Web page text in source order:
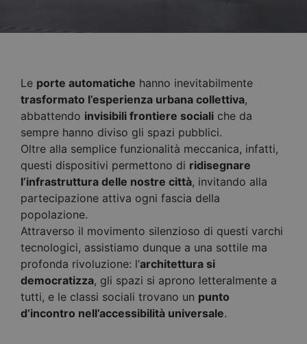
Le porte automatiche hanno inevitabilmente
trasformato l’esperienza urbana collettiva,
abbattendo invisibili frontiere sociali che da
sempre hanno diviso gli spazi pubblici.
Oltre alla semplice funzionalità meccanica, infatti,
questi dispositivi permettono di ridisegnare
l’infrastruttura delle nostre città, invitando alla
partecipazione attiva ogni fascia della
popolazione.
Attraverso il movimento silenzioso di questi varchi
tecnologici, assistiamo dunque a una sottile ma
profonda rivoluzione: l’architettura si
democratizza, gli spazi si aprono letteralmente a
tutti, e le classi sociali trovano un punto
d’incontro nell’accessibilità universale.